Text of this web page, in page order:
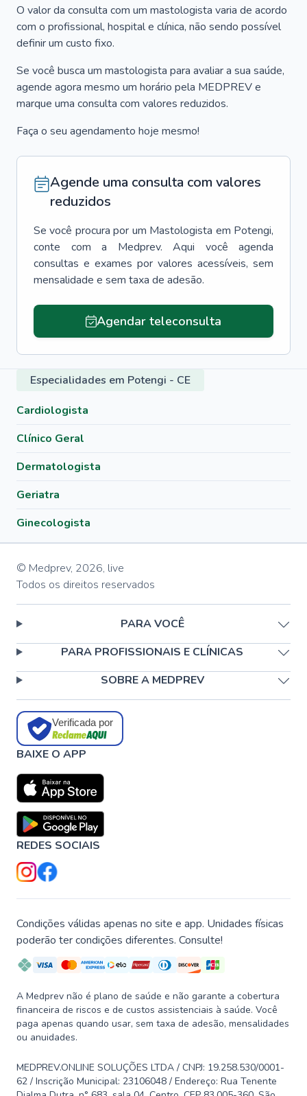
O valor da consulta com um mastologista varia de acordo
com o profissional, hospital e clínica, não sendo possível
definir um custo fixo.
Se você busca um mastologista para avaliar a sua saúde,
agende agora mesmo um horário pela MEDPREV e
marque uma consulta com valores reduzidos.
Faça o seu agendamento hoje mesmo!
Agende uma consulta com valores
reduzidos
Se você procura por um Mastologista em Potengi,
conte com a Medprev. Aqui você agenda
consultas e exames por valores acessíveis, sem
mensalidade e sem taxa de adesão.
Agendar teleconsulta
Especialidades em Potengi - CE
Cardiologista
Clínico Geral
Dermatologista
Geriatra
Ginecologista
© Medprev, 2026, live
Todos os direitos reservados
PARA VOCÊ
PARA PROFISSIONAIS E CLÍNICAS
SOBRE A MEDPREV
Verificada por
BAIXE O APP
REDES SOCIAIS
Condições válidas apenas no site e app. Unidades físicas
poderão ter condições diferentes. Consulte!
A Medprev não é plano de saúde e não garante a cobertura
financeira de riscos e de custos assistenciais à saúde. Você
paga apenas quando usar, sem taxa de adesão, mensalidades
ou anuidades.
MEDPREV.ONLINE SOLUÇÕES LTDA / CNPJ: 19.258.530/0001-
62 / Inscrição Municipal: 23106048 / Endereço: Rua Tenente